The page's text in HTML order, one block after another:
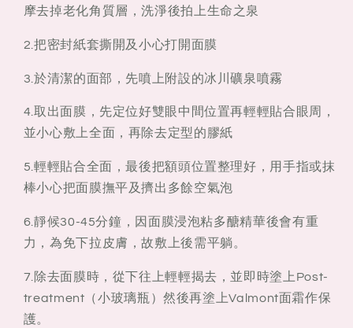
摩去掉老化角質層，洗淨後拍上生命之泉
2.把密封紙套撕開及小心打開面膜
3.於清潔的面部，先噴上附設的冰川礦泉噴霧
4.取出面膜，先定位好雙眼中間位置再輕輕貼合眼周，
並小心敷上全面，再除去定型的膠紙
5.輕輕貼合全面，最後把額頭位置整理好，用手指或抹
棒小心把面膜撫平及擠出多餘空氣泡
6.靜候30-45分鐘，因面膜浸泡粘多醣精華後會有重
力，為免下拉皮膚，故敷上後需平躺。
7.除去面膜時，從下往上輕輕揭去，並即時塗上Post-
treatment（小玻璃瓶）然後再塗上Valmont面霜作保
護。